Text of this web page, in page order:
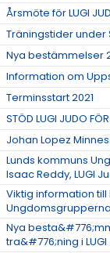
Årsmöte för LUGI
Träningstider under
Nya bestämmelser
Information om
Terminsstart 2021
STÖD LUGI JUDO
Johan Lopez
Lunds kommuns
Isaac Reddy, LUGI
Viktig information
Nya
tra&#776;ning i